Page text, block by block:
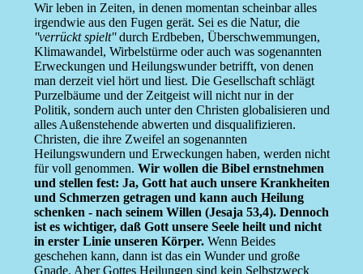
Wir leben in Zeiten, in denen momentan scheinbar alles
irgendwie aus den Fugen gerät. Sei es die Natur, die
''verrückt spielt''durch Erdbeben, Überschwemmungen,
Klimawandel, Wirbelstürme oder auch was sogenannten
Erweckungen und Heilungswunder betrifft, von denen
man derzeit viel hört und liest. Die Gesellschaft schlägt
Purzelbäume und der Zeitgeist will nicht nur in der
Politik, sondern auch unter den Christen globalisieren und
alles Außenstehende abwerten und disqualifizieren.
Christen, die ihre Zweifel an sogenannten
Heilungswundern und Erweckungen haben, werden nicht
für voll genommen. Wir wollen die Bibel ernstnehmen
und stellen fest: Ja, Gott hat auch unsere Krankheiten
und Schmerzen getragen und kann auch Heilung
schenken - nach seinem Willen (Jesaja 53,4). Dennoch
ist es wichtiger, daß Gott unsere Seele heilt und nicht
in erster Linie unseren Körper.Wenn Beides
geschehen kann, dann ist das ein Wunder und große
Gnade. Aber Gottes Heilungen sind kein Selbstzweck